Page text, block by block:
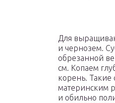
Для
и чернозем.
обрезанной
см. Копаем
корень. Такие
материнским
и обильно